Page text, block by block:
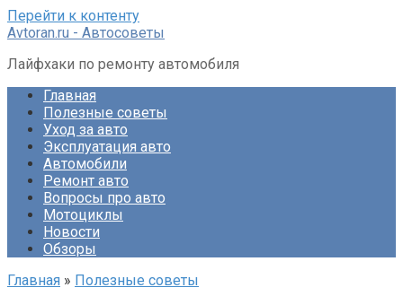
Перейти к контенту
Avtoran.ru - Автосоветы
Лайфхаки по ремонту автомобиля
Главная
Полезные советы
Уход за авто
Эксплуатация авто
Автомобили
Ремонт авто
Вопросы про авто
Мотоциклы
Новости
Обзоры
Главная » Полезные советы